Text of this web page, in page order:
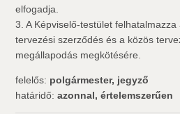
elfogadja.
3. A Képviselő-testület
tervezési szerződés és a közös
megállapodás megkötésére.
felelős: polgármester, jegyző
határidő:azonnal, értelemszerűen